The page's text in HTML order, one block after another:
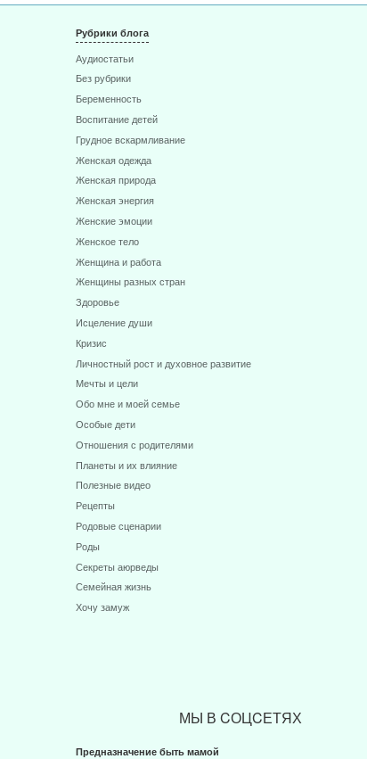
Аудиостатьи
Без рубрики
Беременность
Воспитание детей
Грудное вскармливание
Женская одежда
Женская природа
Женская энергия
Женские эмоции
Женское тело
Женщина и работа
Женщины разных стран
Здоровье
Исцеление души
Кризис
Личностный рост и духовное развитие
Мечты и цели
Обо мне и моей семье
Особые дети
Отношения с родителями
Планеты и их влияние
Полезные видео
Рецепты
Родовые сценарии
Роды
Секреты аюрведы
Семейная жизнь
Хочу замуж